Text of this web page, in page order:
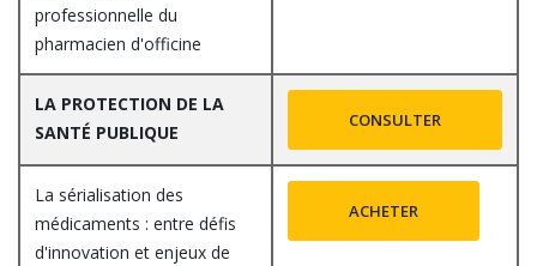
professionnelle du
pharmacien d'officine
LA PROTECTION DE LA
SANTÉ PUBLIQUE
CONSULTER
La sérialisation des
médicaments : entre défis
d'innovation et enjeux de
ACHETER